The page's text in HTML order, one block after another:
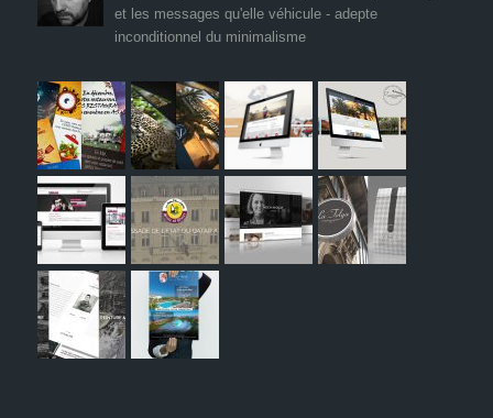
et les messages qu'elle véhicule - adepte
inconditionnel du minimalisme